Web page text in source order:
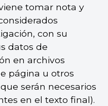
tomar nota y
con su
datos de
en archivos
página u otros
serán necesarios
en el texto final).